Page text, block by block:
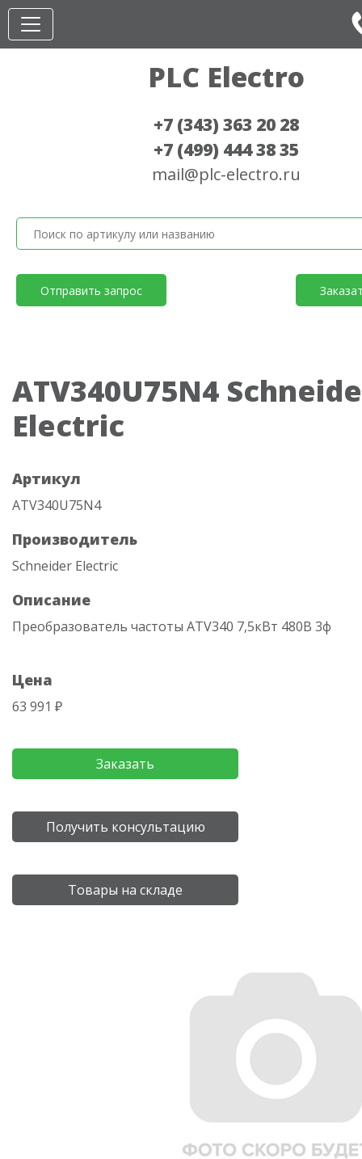
PLC Electro
+7 (343) 363 20 28
+7 (499) 444 38 35
mail@plc-electro.ru
Отправить запрос
ATV340U75N4
Electric
Артикул
ATV340U75N4
Производитель
Schneider Electric
Описание
Преобразователь частоты ATV340 7,5кВт 480В 3ф
Цена
63 991 ₽
Заказать
Получить консультацию
Товары на складе